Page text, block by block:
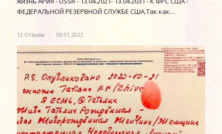
ФЕДЕРАЛЬНОЙ РЕЗЕРВНОЙ СЛУЖБЕ США.Так как…
13 Отзывы / 08.01.2022